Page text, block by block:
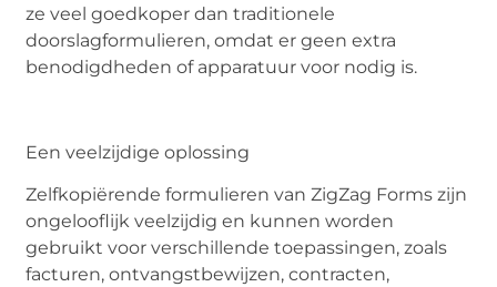
ze veel goedkoper dan traditionele
doorslagformulieren, omdat er geen extra
benodigdheden of apparatuur voor nodig is.
Een veelzijdige oplossing
Zelfkopiërende formulieren van ZigZag Forms zijn
ongelooflijk veelzijdig en kunnen worden
gebruikt voor verschillende toepassingen, zoals
facturen, ontvangstbewijzen, contracten,